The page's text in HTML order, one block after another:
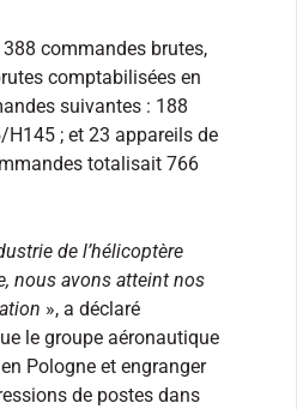
388 commandes brutes,
comptabilisées en
suivantes : 188
; et 23 appareils de
totalisait 766
de l’hélicoptère
nous avons atteint nos
», a déclaré
le groupe aéronautique
Pologne et engranger
de postes dans